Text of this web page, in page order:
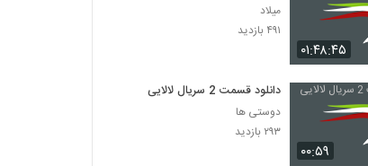
۰۱:۴۸:۴۵
میلاد
۴۹۱ بازدید
۰۰:۵۹
دانلود قسمت 2 سریال لالایی
دوستی ها
۲۹۳ بازدید